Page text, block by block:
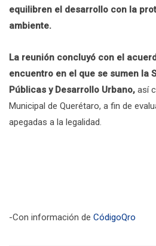
equilibren el desarrollo con la
ambiente.
La reunión concluyó con el
encuentro en el que se sumen la
Públicas y Desarrollo Urbano, así
Municipal de Querétaro, a fin de
apegadas a la legalidad.
-Con información de CódigoQro